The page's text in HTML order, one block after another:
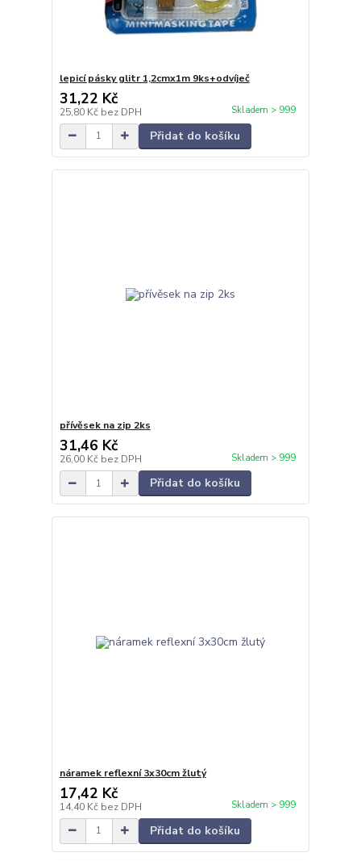
lepicí pásky glitr 1,2cmx1m 9ks+odvíječ
31,22 Kč
25,80 Kč bez DPH Skladem > 999
Přidat do košíku
přívěsek na zip 2ks
31,46 Kč
26,00 Kč bez DPH Skladem > 999
Přidat do košíku
náramek reflexní 3x30cm žlutý
17,42 Kč
14,40 Kč bez DPH Skladem > 999
Přidat do košíku